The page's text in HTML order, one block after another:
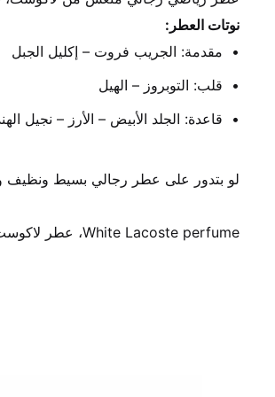
نوتات العطر:
مقدمة: الجريب فروت – إكليل الجبل
قلب: التوبروز – الهيل
قاعدة: الجلد الأبيض – الأرز – نجيل
لو بتدور على عطر رجالي بسيط ونظيف
White Lacoste perfume، عطر لاكوست الأبيض، عطر رجالي صيفي، عطر رياضي منعش